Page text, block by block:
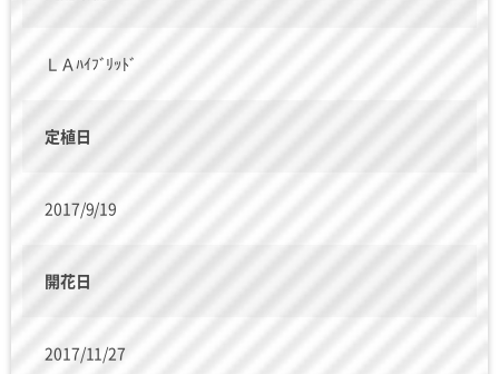
ＬＡﾊｲﾌﾞﾘｯﾄﾞ
定植日
2017/9/19
開花日
2017/11/27